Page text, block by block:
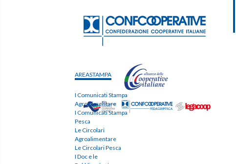
AREASTAMPA
I Comunicati Stampa
Agroalimentare
I Comunicati Stampa
Pesca
Le Circolari
Agroalimentare
Le Circolari Pesca
I Doc e le